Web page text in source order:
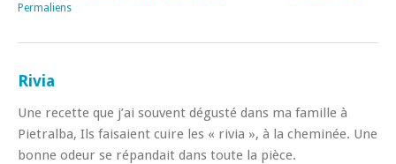
Permaliens
Rivia
Une recette que j’ai souvent dégusté dans ma famille à
Pietralba, Ils faisaient cuire les « rivia », à la cheminée. Une
bonne odeur se répandait dans toute la pièce.